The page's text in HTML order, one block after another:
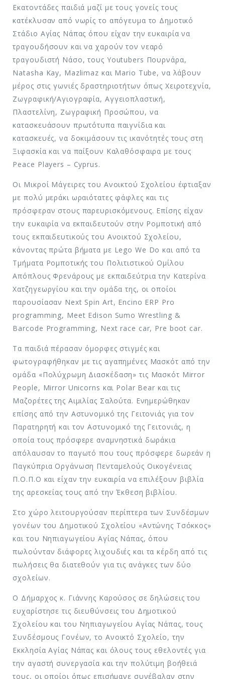
Εκατοντάδες παιδιά μαζί με τους γονείς τους
κατέκλυσαν από νωρίς το απόγευμα το Δημοτικό
Στάδιο Αγίας Νάπας όπου είχαν την ευκαιρία να
τραγουδήσουν και να χαρούν τον νεαρό
τραγουδιστή Νάσο, τους Youtubers Πουρνάρα,
Νatasha Kay, Mazlimaz και Mario Tube, να λάβουν
μέρος στις γωνιές δραστηριοτήτων όπως Χειροτεχνία,
Ζωγραφική/Αγιογραφία, Αγγειοπλαστική,
Πλαστελίνη, Ζωγραφική Προσώπου, να
κατασκευάσουν πρωτότυπα παιγνίδια και
κατασκευές, να δοκιμάσουν τις ικανότητές τους στη
Ξιφασκία και να παίξουν Καλαθόσφαιρα με τους
Peace Players – Cyprus.
Oι Μικροί Μάγειρες του Ανοικτού Σχολείου έφτιαξαν
με πολύ μεράκι ωραιότατες φάφλες και τις
πρόσφεραν στους παρευρισκόμενους. Επίσης είχαν
την ευκαιρία να εκπαιδευτούν στην Ρομποτική από
τους εκπαιδευτικούς του Ανοικτού Σχολείου,
κάνοντας πρώτα βήματα με Lego We Do και από τα
Τμήματα Ρομποτικής του Πολιτιστικού Ομίλου
Απόπλους Φρενάρους με εκπαιδεύτρια την Κατερίνα
Χατζηγεωργίου και την ομάδα της, οι οποίοι
παρουσίασαν Next Spin Art, Encino ERP Pro
programming, Meet Edison Sumo Wrestling &
Barcode Programming, Next race car, Pre boot car.
Τα παιδιά πέρασαν όμορφες στιγμές και
φωτογραφήθηκαν με τις αγαπημένες Μασκότ από την
ομάδα «Πολύχρωμη Διασκέδαση» τις Μασκότ Mirror
People, Mirror Unicorns και Polar Bear και τις
Μαζορέτες της Αιμιλίας Σαλούτα. Ενημερώθηκαν
επίσης από την Αστυνομικό της Γειτονιάς για τον
Παρατηρητή και τον Αστυνομικό της Γειτονιάς, η
οποία τους πρόσφερε αναμνηστικά δωράκια
απόλαυσαν το παγωτό που τους πρόσφερε δωρεάν η
Παγκύπρια Οργάνωση Πενταμελούς Οικογένειας
Π.Ο.Π.Ο και είχαν την ευκαιρία να επιλέξουν βιβλία
της αρεσκείας τους από την Έκθεση βιβλίου.
Στο χώρο λειτουργούσαν περίπτερα των Συνδέσμων
γονέων του Δημοτικού Σχολείου «Αντώνης Τσόκκος»
και του Νηπιαγωγείου Αγίας Νάπας, όπου
πωλούνταν διάφορες λιχουδιές και τα κέρδη από τις
πωλήσεις θα διατεθούν για τις ανάγκες των δύο
σχολείων.
Ο Δήμαρχος κ. Γιάννης Καρούσος σε δηλώσεις του
ευχαρίστησε τις διευθύνσεις του Δημοτικού
Σχολείου και του Νηπιαγωγείου Αγίας Νάπας, τους
Συνδέσμους Γονέων, το Ανοικτό Σχολείο, την
Εκκλησία Αγίας Νάπας και όλους τους εθελοντές για
την αγαστή συνεργασία και την πολύτιμη βοήθειά
τους, οι οποίοι όπως επισήμανε συνέβαλαν στην